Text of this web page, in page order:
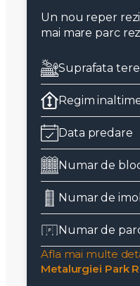
Un nou reper
mai mare parc
Suprafata
Regim
Data predare
Numar de
Numar de
Numar de
Afla mai multe
Metalurgiei Park